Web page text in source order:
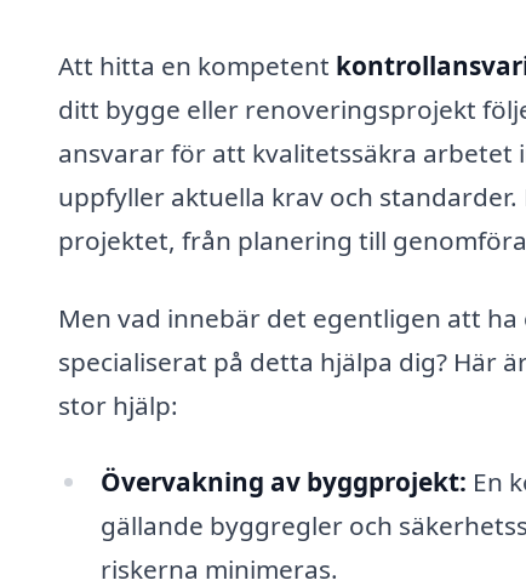
Att hitta en kompetent
ditt bygge eller renoveringsprojekt
ansvarar för att kvalitetssäkra
uppfyller aktuella krav och
projektet, från planering till
Men vad innebär det egentligen att
specialiserat på detta hjälpa dig? Här
stor hjälp:
Övervakning av byggprojekt: En
gällande byggregler och
riskerna minimeras.